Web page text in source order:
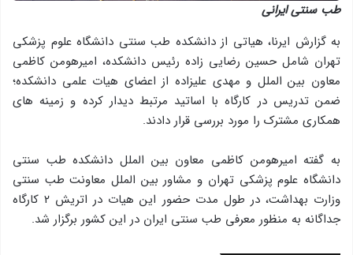
طب سنتی ایرانی
به گزارش ایرنا، هیاتی از دانشکده طب سنتی دانشگاه علوم پزشکی
تهران شامل حسین رضایی زاده رئیس دانشکده، امیرهومن کاظمی
معاون بین الملل و مهدی علیزاده از اعضای هیات علمی دانشکده؛
ضمن تدریس در کارگاه با اساتید مرتبط دیدار کرده و زمینه های
همکاری مشترک را مورد بررسی قرار دادند.
به گفته امیرهومن کاظمی معاون بین الملل دانشکده طب سنتی
دانشگاه علوم پزشکی تهران و مشاور بین الملل معاونت طب سنتی
وزارت بهداشت، در طول مدت حضور این هیات در اتریش ۲ کارگاه
جداگانه به منظور معرفی طب سنتی ایران در این کشور برگزار شد.